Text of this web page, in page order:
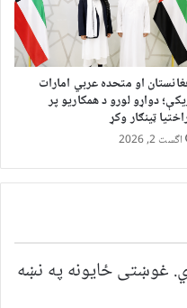
او متحده عربي امارات
دواړو لورو د همکاریو پر
ټینګار وکړ
اگست 2, 2026
غوښتى ځایونه په نښه